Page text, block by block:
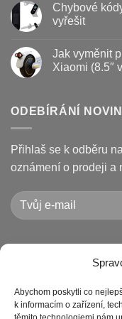
Abychom poskytli co
k informacím o zařízení,
jak
prodloužit
životnost
vyměnit
brzdové
destičky
na
koloběžce
u
textu
s
poruchy
koloběžek
Kugoo
opravit
Chybové
vyřešit
textu
s
displeje
Xiaomi
Pro
a
jak
je
Jak vyměnit
Xiaomi (8.5″
textu
s
vyměnit
pneumatiku
na
elektrokoloběžce
(8.5″
vs
10″,
duše
ODEBÍRÁNÍ
Přihlaš se k odběru
oznámení o prodeji a
Chcete-li odeslat